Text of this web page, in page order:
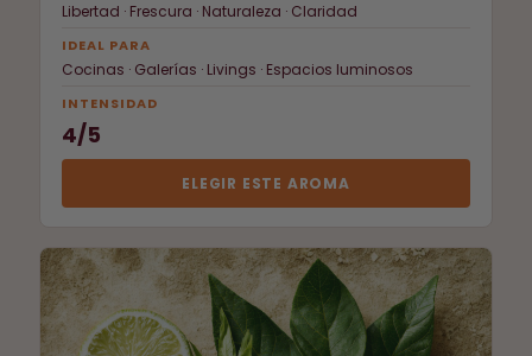
Libertad · Frescura · Naturaleza · Claridad
IDEAL PARA
Cocinas · Galerías · Livings · Espacios luminosos
INTENSIDAD
4/5
ELEGIR ESTE AROMA